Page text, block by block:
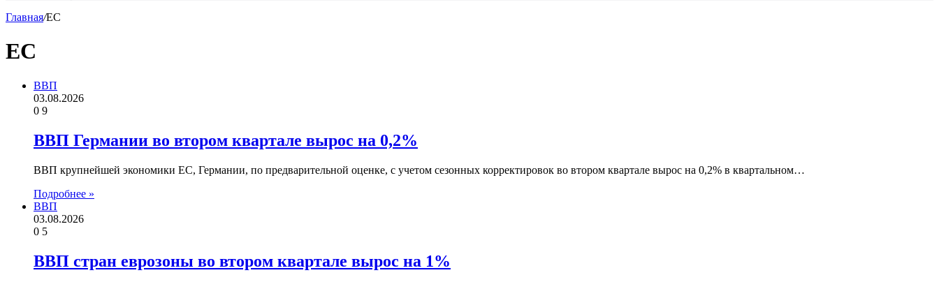
Главная/ЕС
ЕС
ВВП
03.08.2026
0 9
ВВП Германии во втором квартале вырос на 0,2%
ВВП крупнейшей экономики ЕС, Германии, по предварительной оценке, с учетом сезонных корректировок во втором квартале вырос на 0,2% в квартальном…
Подробнее »
ВВП
03.08.2026
0 5
ВВП стран еврозоны во втором квартале вырос на 1%